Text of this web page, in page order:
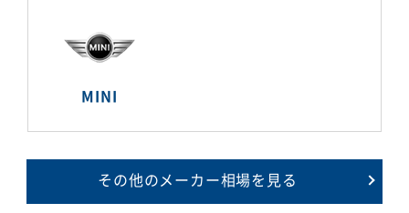
MINI
その他のメーカー相場を見る